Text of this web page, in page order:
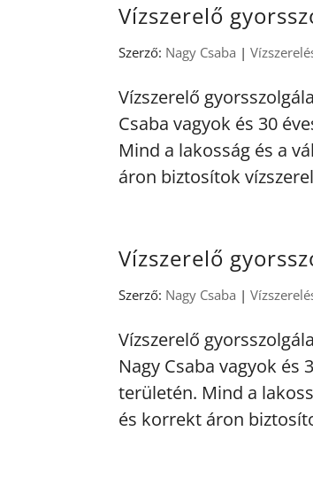
Vízszerelő
Szerző: Nagy Csaba |
Vízszerelő
Csaba vagyok és 30
Mind a lakosság és a
áron biztosítok
Vízszerelő
Szerző: Nagy Csaba |
Vízszerelő
Nagy Csaba vagyok és
területén. Mind a
és korrekt áron